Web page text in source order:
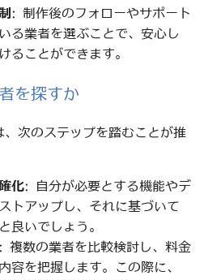
: 制作後のフォローやサポート
る業者を選ぶことで、安心し
ることができます。
を探すか
、次のステップを踏むことが推
化: 自分が必要とする機能やデ
トアップし、それに基づいて
良いでしょう。
複数の業者を比較検討し、料金
容を把握します。この際に、